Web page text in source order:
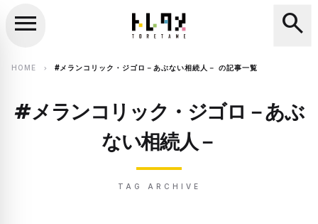
search
menu search
HOME chevron_right #メランコリック・ジゴロ－あぶない相続人－ の記事一覧
#メランコリック・ジゴロ－あぶ
ない相続人－
TAG ARCHIVE